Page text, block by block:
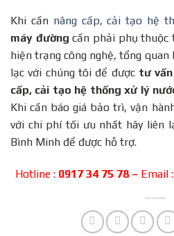
Khi cần nâng cấp, cải tạo hệ
máy đườngcần phải phụ thuộc
hiện trạng công nghệ, tổng
lạc với chúng tôi để được tư
cấp, cải tạo hệ thống xử lý
Khi cần báo giá bảo trì, vận
với chi phí tối ưu nhất hãy liên
Bình Minh để được hỗ trợ.
Hotline : 0917 34 75 78 – Email